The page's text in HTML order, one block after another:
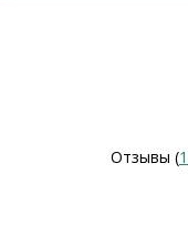
Отзывы (1